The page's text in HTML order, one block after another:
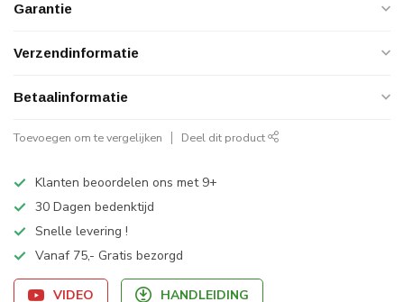
Garantie
Verzendinformatie
Betaalinformatie
Toevoegen om te vergelijken Deel dit product
Klanten beoordelen ons met 9+
30 Dagen bedenktijd
Snelle levering !
Vanaf 75,- Gratis bezorgd
VIDEO HANDLEIDING